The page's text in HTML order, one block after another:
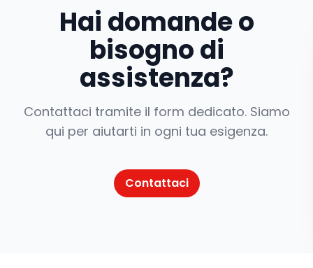
Hai domande o
bisogno di
assistenza?
Contattaci tramite il form dedicato. Siamo
qui per aiutarti in ogni tua esigenza.
Contattaci